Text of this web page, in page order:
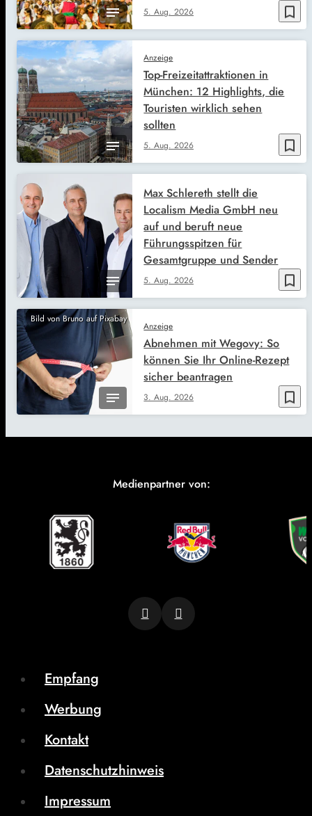
bookmark_border
5. Aug. 2026
bookmark_border
Anzeige
5. Aug. 2026
Top-Freizeitattraktionen in
München: 12 Highlights, die
Touristen wirklich sehen
sollten
bookmark_border
5. Aug. 2026
Max Schlereth stellt die
Localism Media GmbH neu
auf und beruft neue
Führungsspitzen für
Gesamtgruppe und Sender
Bild von Bruno auf Pixabay
bookmark_border
Anzeige
3. Aug. 2026
Abnehmen mit Wegovy: So
können Sie Ihr Online-Rezept
sicher beantragen
Medienpartner von:
Empfang
Werbung
Kontakt
Datenschutzhinweis
Impressum